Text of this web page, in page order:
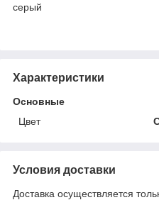
серый
Характеристики
Основные
Цвет
Условия доставки
Доставка осуществляется